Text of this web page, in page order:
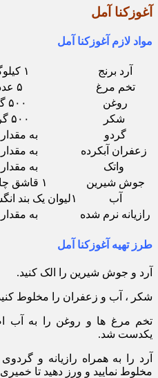
آغوزکنا آمل
مواد لازم آغوزکنا آمل
آرد برنج
تخم مرغ
۵ عدد
روغن
شکر
۵۰۰ گرم
گردو
به
زعفران آبکرده
به
واتک
به
جوش شیرین
آب
۱لیوان یک بند انگشت سرخالی
رازیانه نرم شده
به
طرز تهیه آغوزکنا آمل
آرد و جوش شیرین را الک کنید.
شکر ، آب و زعفران را مخلوط
تخم مرغ ها و روغن را به آب
یکدست شد.
آرد را به همراه رازیانه و
مخلوط نمایید و ورز دهید تا